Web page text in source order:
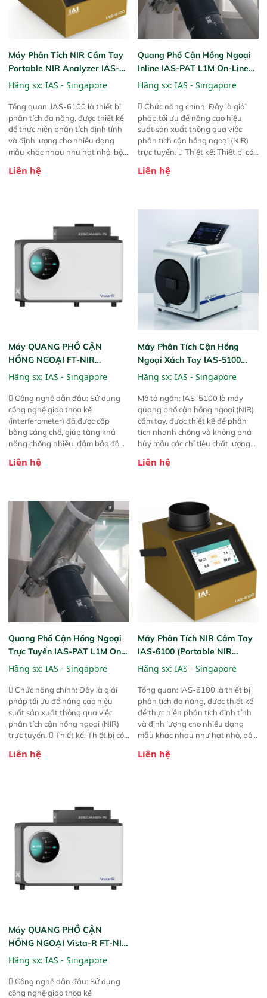
Máy Phân Tích NIR Cầm Tay
Portable NIR Analyzer IAS-
6100
Hãng sx: IAS - Singapore
Tổng quan: IAS-6100 là thiết bị
phân tích đa năng, được thiết kế
để thực hiện phân tích định tính
và định lượng cho nhiều dạng
mẫu khác nhau như hạt nhỏ, bột,
này cho phép bất kỳ ai cũng có
thức ăn chăn nuôi, nguyên liệu
thực phẩm, nông sản,..
Liên hệ
Quang Phổ Cận Hồng Ngoại
Inline IAS-PAT L1M On-Line
NIR
Hãng sx: IAS - Singapore
 Chức năng chính: Đây là giải
pháp tối ưu để nâng cao hiệu
suất sản xuất thông qua việc
phân tích cận hồng ngoại (NIR)
trực tuyến.  Thiết kế: Thiết bị có
hỗ trợ tản nhiệt tăng cường và đã
năng theo dõi thông số theo thời
gian thực và trực quan hóa dữ
liệu để tăng chỉ số ROI cho doanh
Liên hệ
Máy QUANG PHỔ CẬN
HỒNG NGOẠI FT-NIR
Analyzer Vista-R
Hãng sx: IAS - Singapore
 Công nghệ dẫn đầu: Sử dụng
công nghệ giao thoa kế
(interferometer) đã được cấp
bằng sáng chế, giúp tăng khả
năng chống nhiễu, đảm bảo độ
Phạm vi ứng dụng rộng: Đáp ứng
ngành công nghiệp khác nhau. 
Độ nhạy cao: Trang bị đầu dò
InGaAs độ nhạy cao, cung cấp
phản hồi phổ tuyến tính đầy đủ,
đảm bảo độ chính xác và khả
năng lặp lại tối ưu.
Liên hệ
Máy Phân Tích Cận Hồng
Ngoại Xách Tay IAS-5100
(Portable NIR Analyzer)
Hãng sx: IAS - Singapore
Mô tả ngắn: IAS-5100 là máy
quang phổ cận hồng ngoại (NIR)
cầm tay, được thiết kế để phân
tích nhanh chóng và không phá
hủy mẫu các chỉ tiêu chất lượng
Thiết bị linh hoạt cho nhiều kịch
trực tiếp ngoài đồng ruộng.
Liên hệ
Quang Phổ Cận Hồng Ngoại
Trực Tuyến IAS-PAT L1M On-
Line NIR
Hãng sx: IAS - Singapore
 Chức năng chính: Đây là giải
pháp tối ưu để nâng cao hiệu
suất sản xuất thông qua việc
phân tích cận hồng ngoại (NIR)
trực tuyến.  Thiết kế: Thiết bị có
hỗ trợ tản nhiệt tăng cường và đã
liệu để tăng chỉ số ROI cho doanh
nghiệp.
Liên hệ
Máy Phân Tích NIR Cầm Tay
IAS-6100 (Portable NIR
Analyzer)
Hãng sx: IAS - Singapore
Tổng quan: IAS-6100 là thiết bị
phân tích đa năng, được thiết kế
để thực hiện phân tích định tính
và định lượng cho nhiều dạng
mẫu khác nhau như hạt nhỏ, bột,
này cho phép bất kỳ ai cũng có
Liên hệ
Máy QUANG PHỔ CẬN
HỒNG NGOẠI Vista-R FT-NIR
(Vista-R FT-NIR Analyzer)
Hãng sx: IAS - Singapore
 Công nghệ dẫn đầu: Sử dụng
công nghệ giao thoa kế